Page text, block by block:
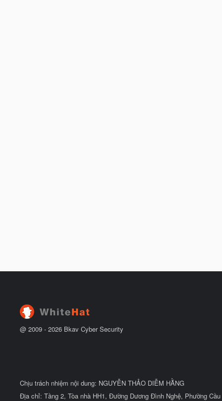
@ 2009 - 2026 Bkav Cyber Security
Chịu trách nhiệm nội dung: NGUYỄN THẢO DIỄM HẰNG
Địa chỉ: Tầng 2, Tòa nhà HH1, Đường Dương Đình Nghệ, Phường